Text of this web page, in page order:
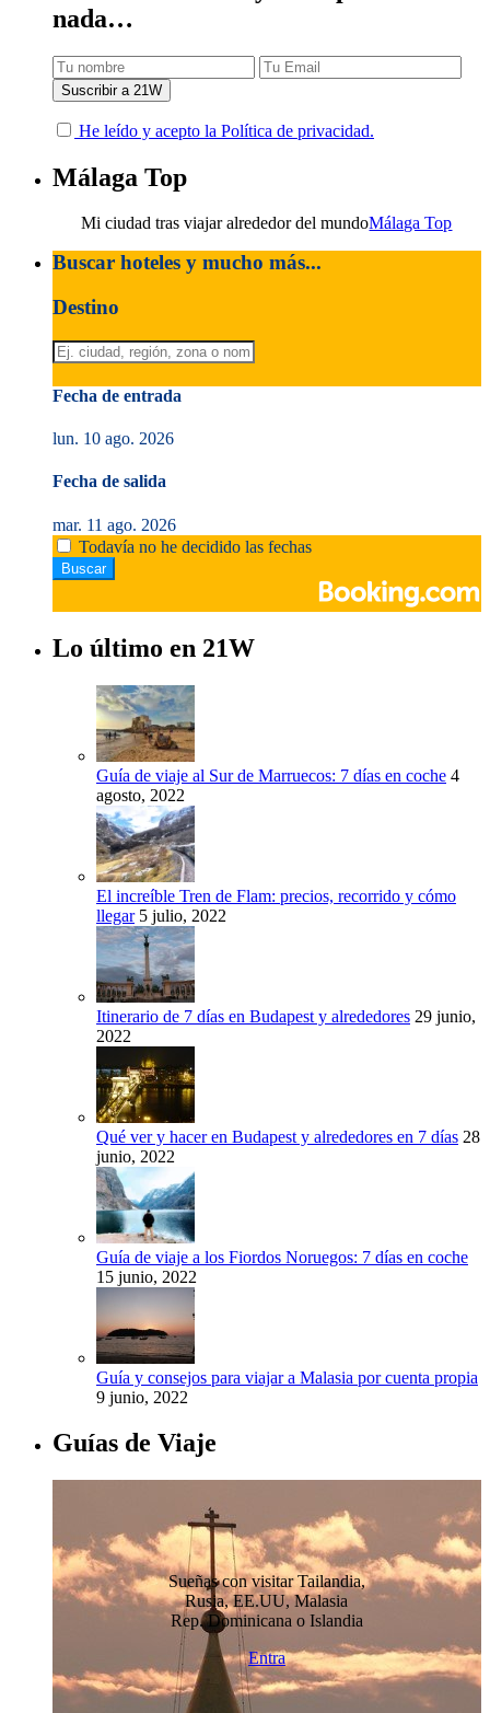
nada…
He leído y acepto la Política de privacidad.
Málaga Top
Mi ciudad tras viajar alrededor del mundoMálaga Top
Buscar hoteles y mucho más...
Destino
Fecha de entrada
lun. 10 ago. 2026
Fecha de salida
mar. 11 ago. 2026
Todavía no he decidido las fechas
Lo último en 21W
Guía de viaje al Sur de Marruecos: 7 días en coche 4
agosto, 2022
El increíble Tren de Flam: precios, recorrido y cómo
llegar 5 julio, 2022
Itinerario de 7 días en Budapest y alrededores 29 junio,
2022
Qué ver y hacer en Budapest y alrededores en 7 días 28
junio, 2022
Guía de viaje a los Fiordos Noruegos: 7 días en coche
15 junio, 2022
Guía y consejos para viajar a Malasia por cuenta propia
9 junio, 2022
Guías de Viaje
Sueñas con visitar Tailandia,
Rusia, EE.UU, Malasia
Rep. Dominicana o Islandia
Entra